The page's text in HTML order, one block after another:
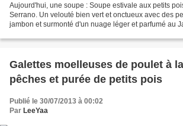
Aujourd'hui, une soupe : Soupe estivale aux petits
Serrano. Un velouté bien vert et onctueux avec des
jambon et surmonté d'un nuage léger et parfumé au
Galettes moelleuses de poulet à
pêches et purée de petits pois
Publié le 30/07/2013 à 00:02
Par LeeYaa